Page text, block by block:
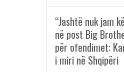
“Jashtë nuk jam
në post Big
për ofendimet:
i miri në Shqipëri